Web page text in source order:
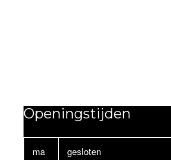
Openingstijden
ma gesloten